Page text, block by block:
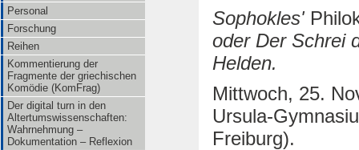
Personal
Forschung
Reihen
Kommentierung der
Fragmente der griechischen
Komödie (KomFrag)
Der digital turn in den
Altertumswissenschaften:
Wahrnehmung –
Dokumentation – Reflexion
Sophokles'
oder Der Schrei
Helden.
Mittwoch, 25.
Ursula-
Freiburg).